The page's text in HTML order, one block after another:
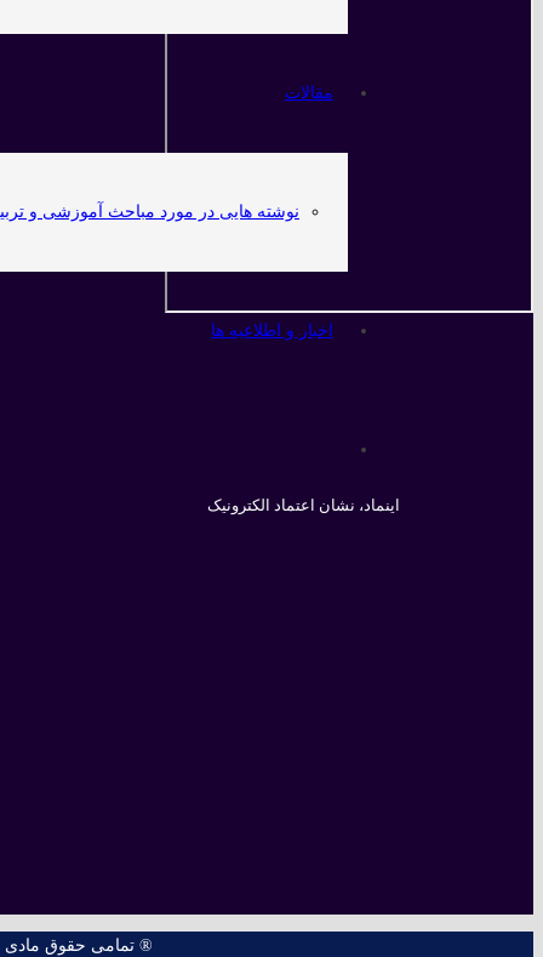
مقالات
نوشته هایی در مورد مباحث آموزشی و
اخبار و اطلاعیه ها
اینماد، نشان اعتماد الکترونیک
® تمامی حقوق مادی